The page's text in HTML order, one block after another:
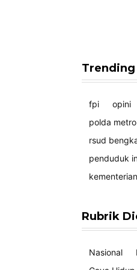
Trending
fpi opini
polda metro
rsud
penduduk
Rubrik
Nasional